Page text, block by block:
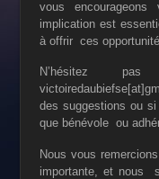
vous
implication est
à offrir ces
N’hésitez
des suggestions ou
que bénévole ou
Nous vous
importante, et nous